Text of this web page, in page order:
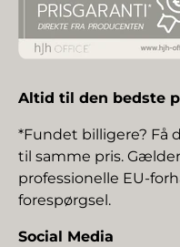
Altid til den bedste
*Fundet billigere? Få
til samme pris.
professionelle EU-
forespørgsel.
Social Media